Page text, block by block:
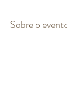
Sobre o